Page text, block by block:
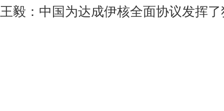
王毅：中国为达成伊核全面协议发挥